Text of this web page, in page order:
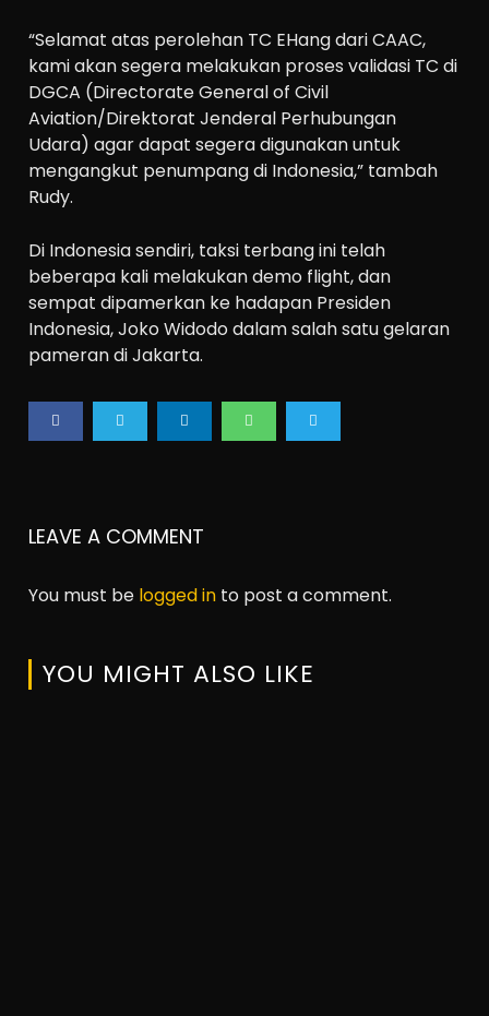
“Selamat atas perolehan TC EHang dari CAAC,
kami akan segera melakukan proses validasi TC di
DGCA (Directorate General of Civil
Aviation/Direktorat Jenderal Perhubungan
Udara) agar dapat segera digunakan untuk
mengangkut penumpang di Indonesia,” tambah
Rudy.
Di Indonesia sendiri, taksi terbang ini telah
beberapa kali melakukan demo flight, dan
sempat dipamerkan ke hadapan Presiden
Indonesia, Joko Widodo dalam salah satu gelaran
pameran di Jakarta.
LEAVE A COMMENT
You must be logged in to post a comment.
YOU MIGHT ALSO LIKE